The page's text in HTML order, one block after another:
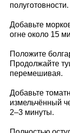
полуготовности.
Добавьте
огне около 15
Положите
Продолжайте
перемешивая.
Добавьте
измельчённый
2–3 минуты.